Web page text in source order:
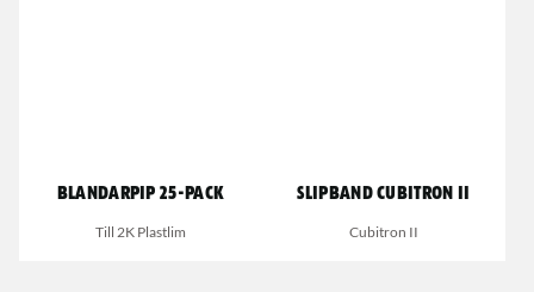
Blandarpip 25-pack
Till 2K Plastlim
Slipband Cubitron II
Cubitron II